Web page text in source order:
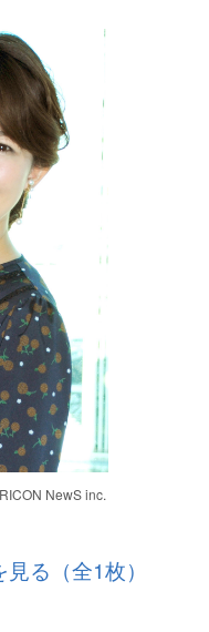
NewS inc.
る（全1枚）